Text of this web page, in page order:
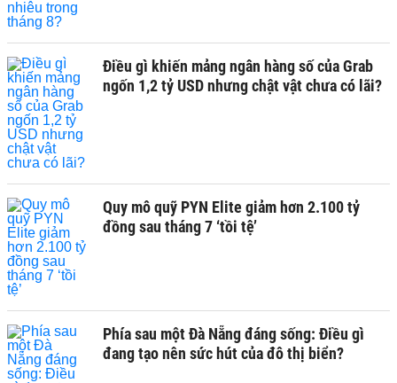
Điều gì khiến mảng ngân hàng số của Grab
ngốn 1,2 tỷ USD nhưng chật vật chưa có lãi?
Quy mô quỹ PYN Elite giảm hơn 2.100 tỷ
đồng sau tháng 7 ‘tồi tệ’
Phía sau một Đà Nẵng đáng sống: Điều gì
đang tạo nên sức hút của đô thị biển?